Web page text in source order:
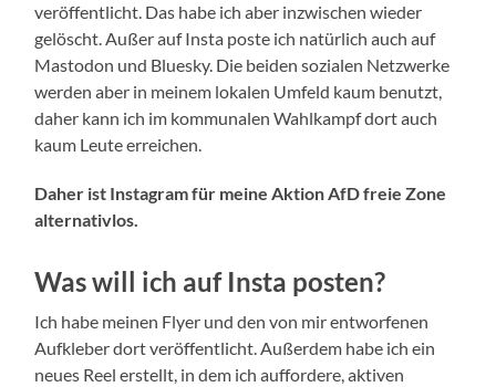
veröffentlicht. Das habe ich aber inzwischen wieder
gelöscht. Außer auf Insta poste ich natürlich auch auf
Mastodon und Bluesky. Die beiden sozialen Netzwerke
werden aber in meinem lokalen Umfeld kaum benutzt,
daher kann ich im kommunalen Wahlkampf dort auch
kaum Leute erreichen.
Daher ist Instagram für meine Aktion AfD freie Zone
alternativlos.
Was will ich auf Insta posten?
Ich habe meinen Flyer und den von mir entworfenen
Aufkleber dort veröffentlicht. Außerdem habe ich ein
neues Reel erstellt, in dem ich auffordere, aktiven